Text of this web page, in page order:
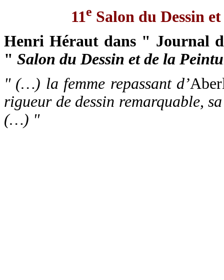
11e Salon du Dessin
Henri Héraut dans " Journal
" Salon du Dessin et de la
" (…) la femme repassant d’
rigueur de dessin remarquable,
(…) "